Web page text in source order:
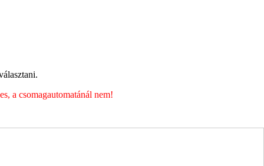
a csomagautomatánál nem!